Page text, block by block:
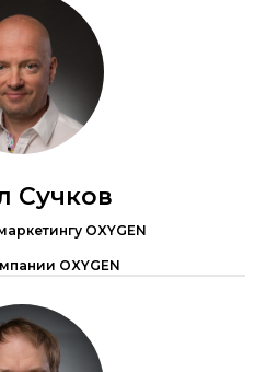
Сучков
OXYGEN
OXYGEN